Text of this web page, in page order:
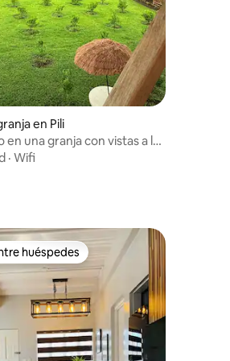
en Pili
en una granja con vistas a la
· Wifi
huéspedes
huéspedes